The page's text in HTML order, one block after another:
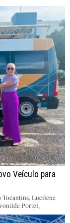
Veículo para
Lucilene
Portel,